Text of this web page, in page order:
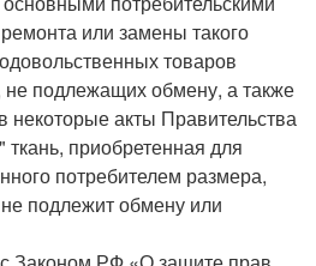
или замены такого
товаров
не подлежащих обмену, а также
некоторые акты Правительства
приобретенная для
потребителем размера,
подлежит обмену или